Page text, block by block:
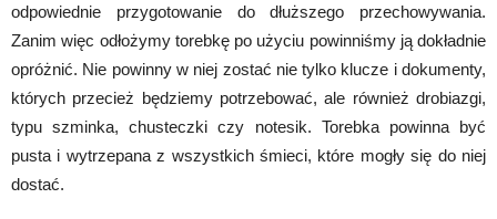
odpowiednie przygotowanie do dłuższego przechowywania.
Zanim więc odłożymy torebkę po użyciu powinniśmy ją dokładnie
opróżnić. Nie powinny w niej zostać nie tylko klucze i dokumenty,
których przecież będziemy potrzebować, ale również drobiazgi,
typu szminka, chusteczki czy notesik. Torebka powinna być
pusta i wytrzepana z wszystkich śmieci, które mogły się do niej
dostać.